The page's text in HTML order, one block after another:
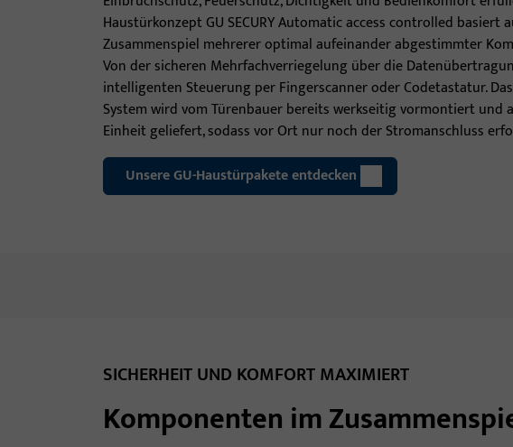
Türbänder
Haustürkonzept GU SECURY Automatic access controlled basiert
Zusammenspiel mehrerer optimal aufeinander abgestimmter
Von der sicheren Mehrfachverriegelung über die
intelligenten Steuerung per Fingerscanner oder Codetastatur.
System wird vom Türenbauer bereits werkseitig vormontiert und
Einheit geliefert, sodass vor Ort nur noch der Stromanschluss
Unsere GU-Haustürpakete entdecken
SICHERHEIT UND KOMFORT MAXIMIERT
Komponenten im